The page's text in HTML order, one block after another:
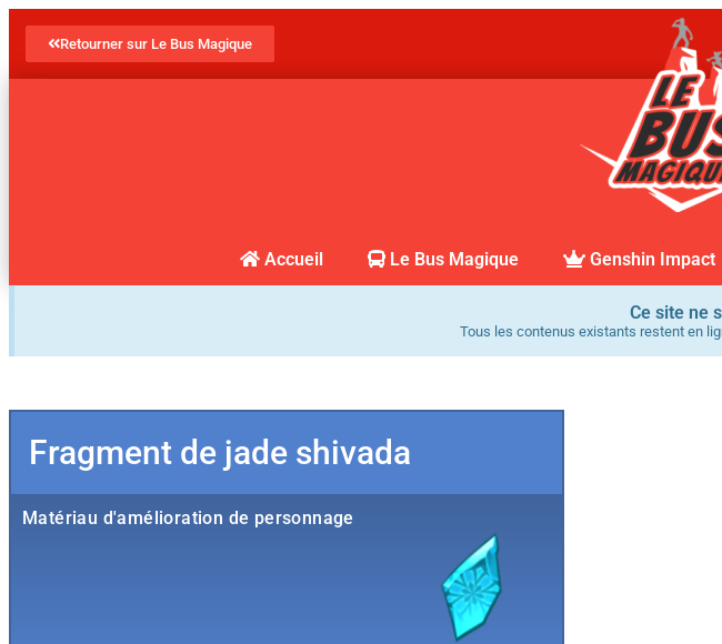
Retourner sur Le Bus Magique
Accueil Le Bus Magique Genshin Impact
Ce site ne
Tous les contenus existants restent en
Fragment de jade shivada
Matériau d'amélioration de personnage